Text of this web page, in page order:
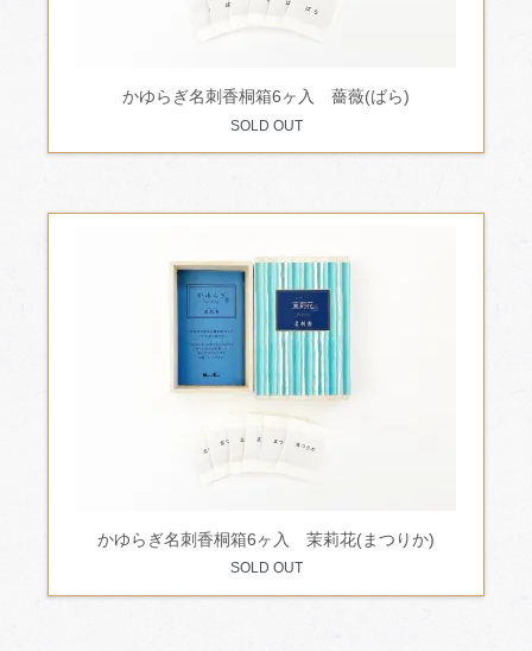
かゆらぎ名刺香桐箱6ヶ入 薔薇(ばら)
SOLD OUT
かゆらぎ名刺香桐箱6ヶ入 茉莉花(まつりか)
SOLD OUT